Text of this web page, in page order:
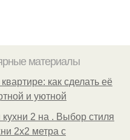
материалы
как сделать её
и уютной
кухни 2 на . Выбор стиля
2х2 метра с